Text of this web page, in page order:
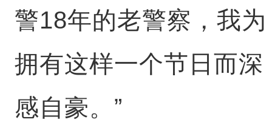
警18年的老警察，我为
拥有这样一个节日而深
感自豪。”